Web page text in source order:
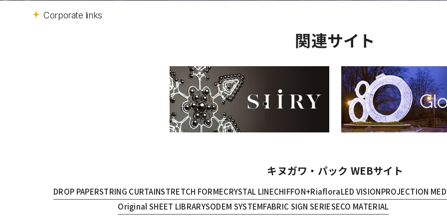
Corporate links
関連サイト
キヌガワ・パック WEBサイト
DROP PAPERSTRING CURTAINSTRETCH FORMECRYSTAL LINECHIFFON+RiafloraLED VISIONPROJECTION
Original SHEET LIBRARYSODEM SYSTEMFABRIC SIGN SERIESECO MATERIAL